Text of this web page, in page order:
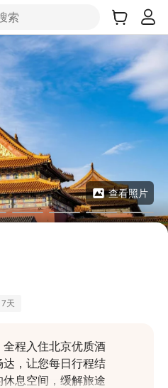
索
查看照片
天
全程入住北京优质酒
，让您每日行程结
息空间，缓解旅途